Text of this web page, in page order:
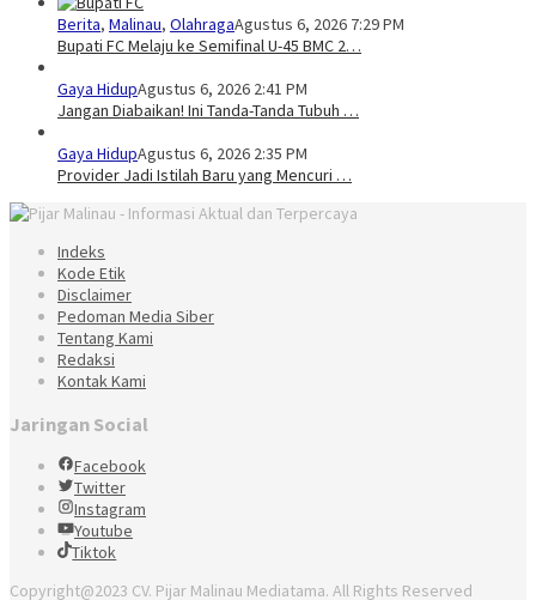
Berita, Malinau, OlahragaAgustus 6, 2026 7:29 PM
Bupati FC Melaju ke Semifinal U-45 BMC 2…
Gaya HidupAgustus 6, 2026 2:41 PM
Jangan Diabaikan! Ini Tanda-Tanda Tubuh …
Gaya HidupAgustus 6, 2026 2:35 PM
Provider Jadi Istilah Baru yang Mencuri …
Indeks
Kode Etik
Disclaimer
Pedoman Media Siber
Tentang Kami
Redaksi
Kontak Kami
Jaringan Social
Facebook
Twitter
Instagram
Youtube
Tiktok
Copyright@2023 CV. Pijar Malinau Mediatama. All Rights Reserved